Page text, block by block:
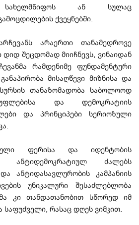
სახელმწიფოს ან სულაც
ქვეყნებში.
არაერთი თანამედროვე
დიდ შეცდომად მიიჩნევს, ვინაიდან
რამდენიმე ფუნდამენტური
მისაღწევი მიზნისა და
თანაზომადობა საბოლოოდ
და დემოკრატიის
და პრინციპები სერიოზული
ფერისა და იდენტობის
ძალებს
და ანტიდასავლურობის კამპანიის
უნიკალური შესაძლებლობა
კი თანდათანობით სწორედ იმ
საფუძველი, რასაც დღეს ვიმკით.